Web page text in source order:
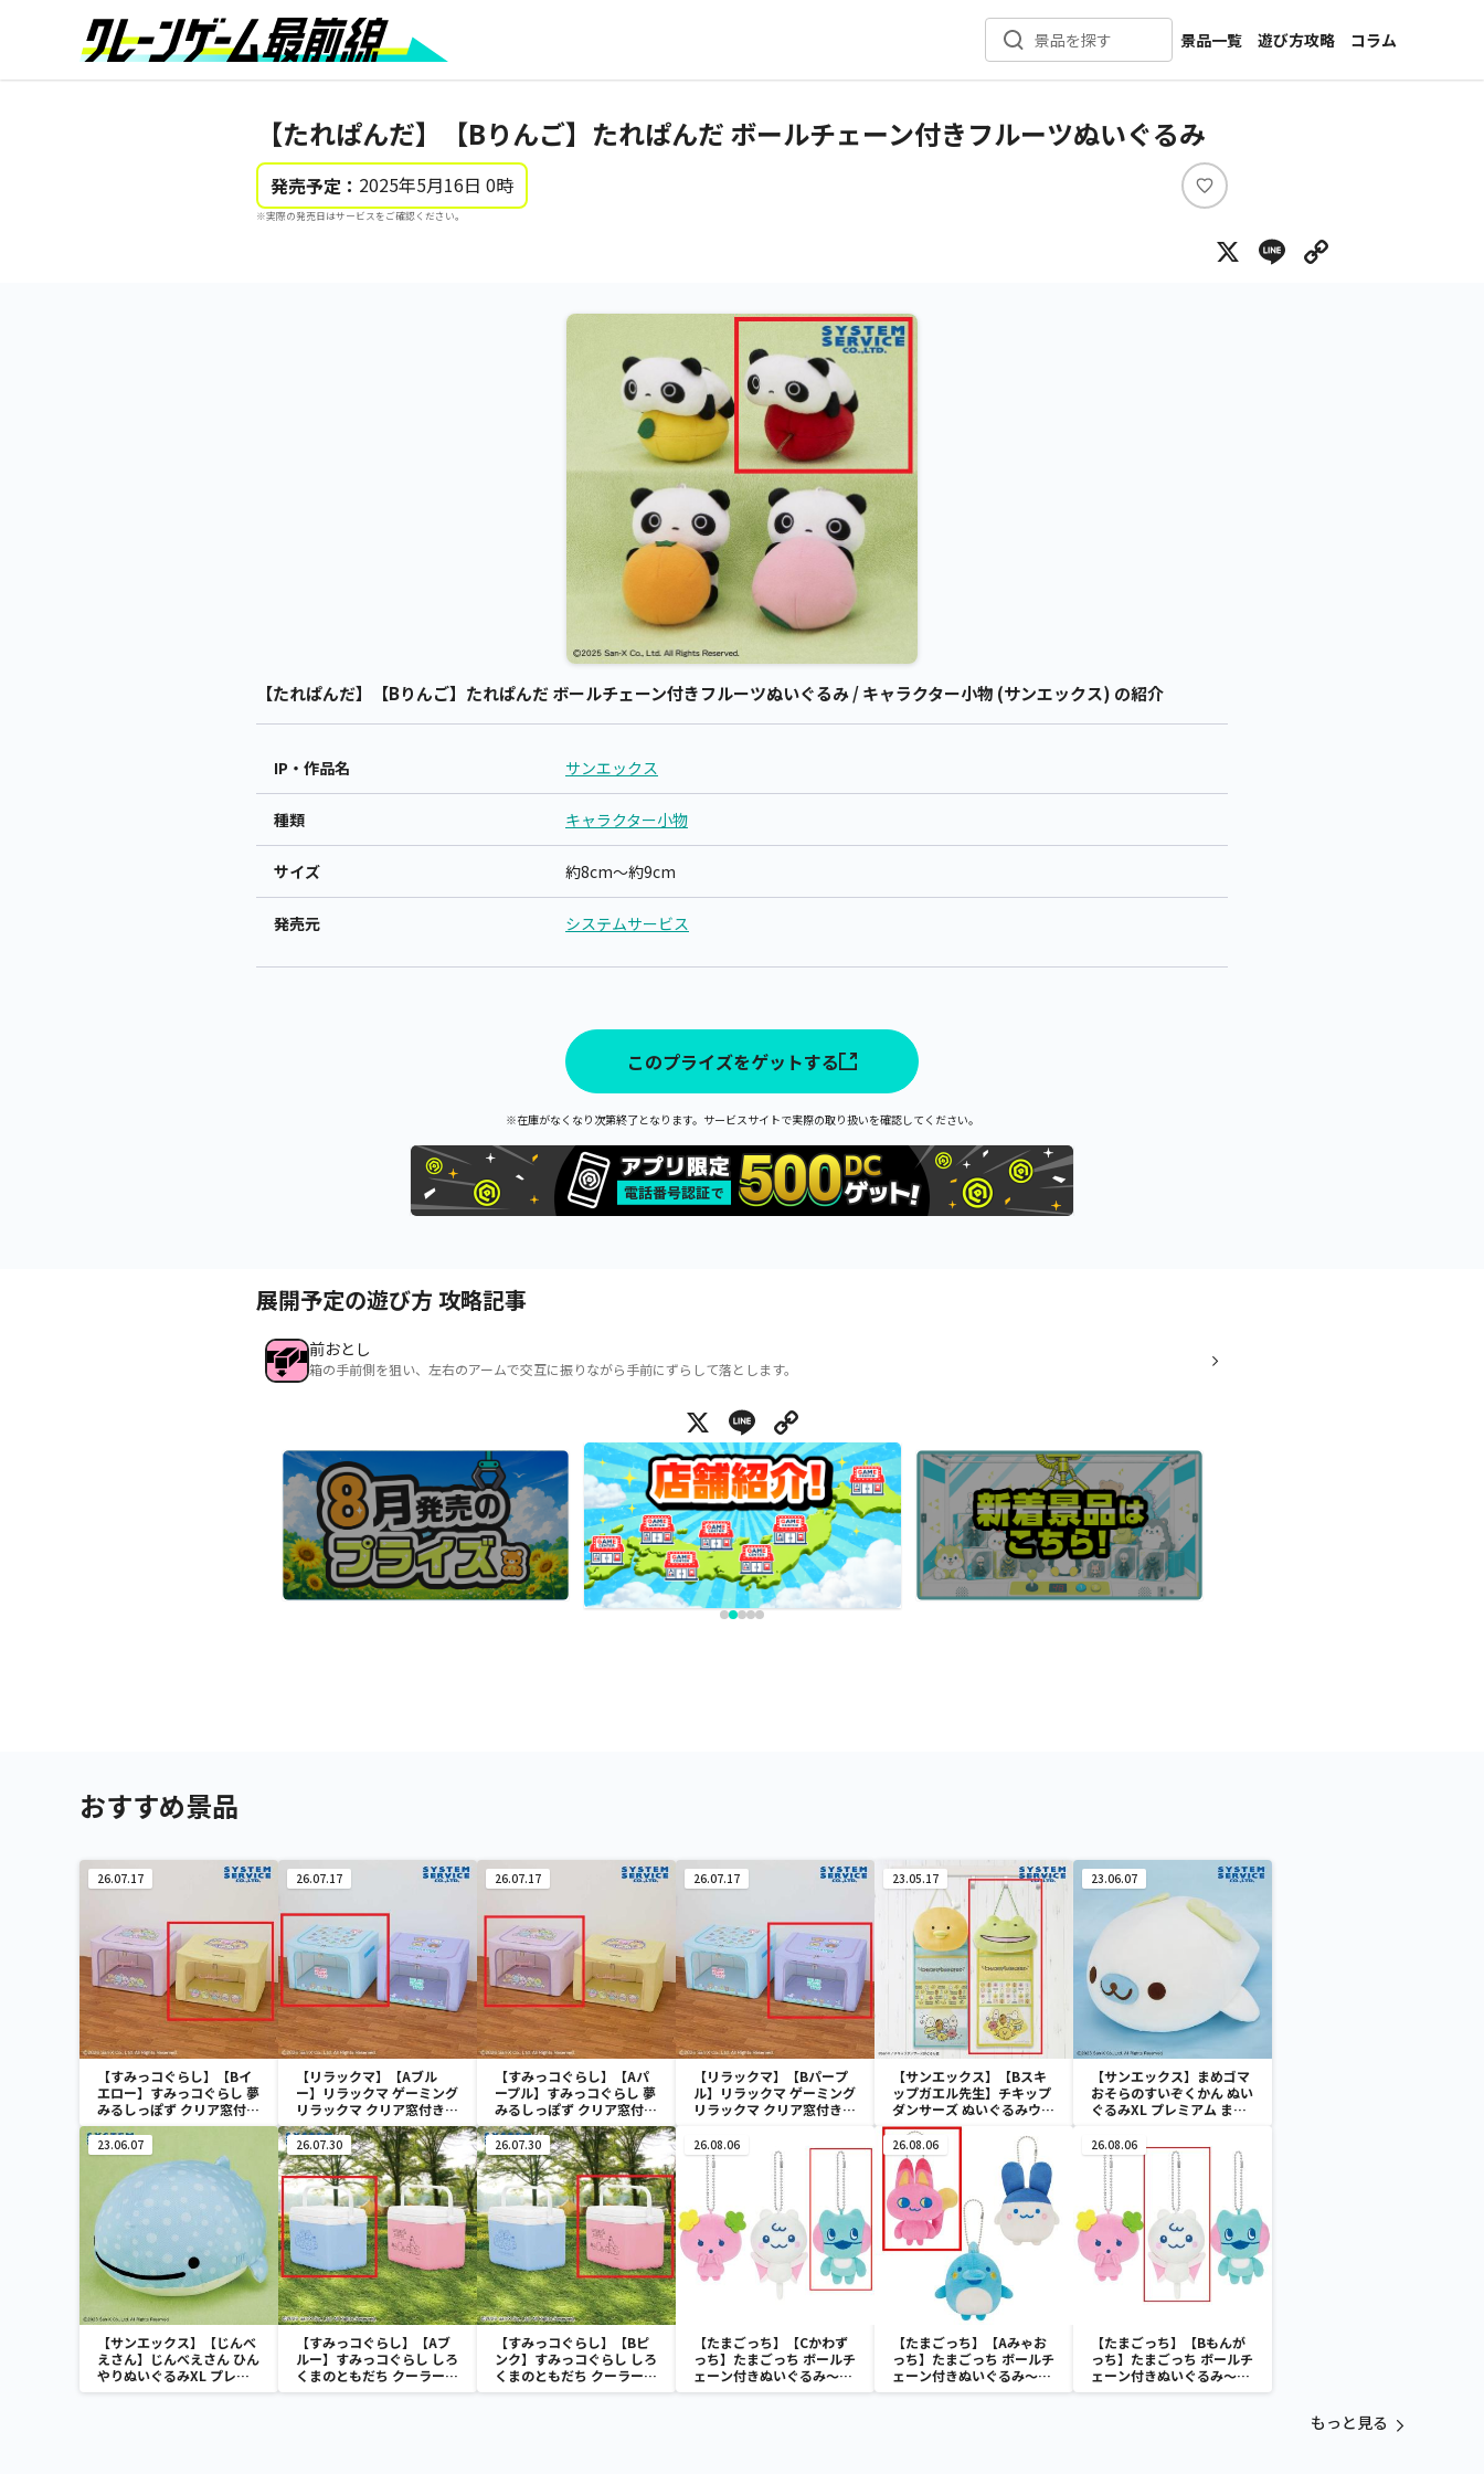
景品を探す
景品一覧
新着景品
カテゴリ一覧
メーカー一覧
遊び方攻略
コラム
インタビュー
【たれぱんだ】【Bりんご】たれぱんだ ボールチェーン付きフルーツぬいぐるみ
発売予定： 2025年5月16日 0時
※実際の発売日はサービスをご確認ください。
い
ね
X Line
【たれぱんだ】【Bりんご】たれぱんだ ボールチェーン付きフルーツぬいぐるみ / キャラクター小物 (サンエックス) の紹介
IP・作品名 サンエックス
種類 キャラクター小物
サイズ 約8cm～約9cm
発売元 システムサービス
このプライズをゲットする
※在庫がなくなり次第終了となります。サービスサイトで実際の取り扱いを確認してください。
展開予定の遊び方 攻略記事
前おとし
箱の手前側を狙い、左右のアームで交互に振りながら手前にずらして落とします。
X Line
おすすめ景品
26.07.17
【すみっコぐらし】【Bイ
エロー】すみっコぐらし 夢
みるしっぽず クリア窓付き
収納ボックス
26.07.17
【リラックマ】【Aブル
ー】リラックマ ゲーミング
リラックマ クリア窓付き収
納ボックス
26.07.17
【すみっコぐらし】【Aパ
ープル】すみっコぐらし 夢
みるしっぽず クリア窓付き
収納ボックス
26.07.17
【リラックマ】【Bパープ
ル】リラックマ ゲーミング
リラックマ クリア窓付き収
23.05.17
【サンエックス】【Bスキ
ップガエル先生】チキップ
ダンサーズ ぬいぐるみウォ
ールポケット
23.06.07
【サンエックス】まめゴマ
おそらのすいぞくかん ぬい
ぐるみXL プレミアム まめ
23.06.07
【サンエックス】【じんべ
えさん】じんべえさん ひん
やりぬいぐるみXL プレミ
アム Part3
26.07.30
【すみっコぐらし】【Aブ
ルー】すみっコぐらし しろ
くまのともだち クーラーボ
ックス
26.07.30
【すみっコぐらし】【Bピ
ンク】すみっコぐらし しろ
くまのともだち クーラーボ
ックス
26.08.06
【たまごっち】【Cかわず
っち】たまごっち ボールチ
ェーン付きぬいぐるみ～
Tamagotchi Paradise～
26.08.06
【たまごっち】【Aみゃお
っち】たまごっち ボールチ
ェーン付きぬいぐるみ～
Tamagotchi Paradise～
26.08.06
【たまごっち】【Bもんが
っち】たまごっち ボールチ
ェーン付きぬいぐるみ～
Tamagotchi Paradise～
もっと見る